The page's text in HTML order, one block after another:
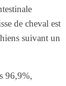
de cheval est
suivant un
96,9%,